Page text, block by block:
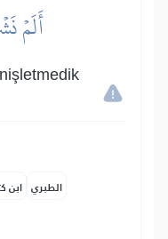
أَلَمۡ
ابن الطبري